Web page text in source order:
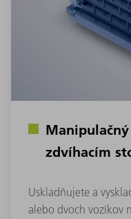
zdvíhacím
Uskladňujete a
alebo dvoch vozíkov